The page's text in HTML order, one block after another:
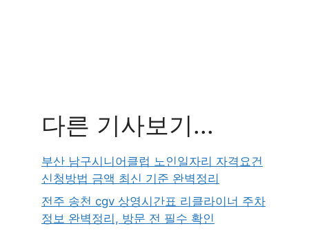
다른 기사보기...
부산 남구시니어클럽 노인일자리 자격요건
신청방법 금액 최신 기준 완벽정리
전주 송천 cgv 상영시간표 리클라이너 주차
정보 완벽정리, 방문 전 필수 확인